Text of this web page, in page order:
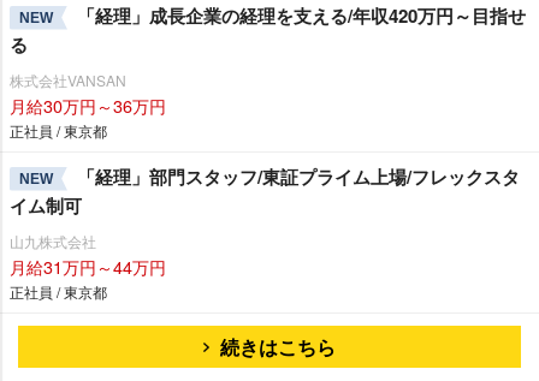
NEW
「経理」成長企業の経理を支える/年収420万円～目指せ
る
株式会社VANSAN
月給30万円～36万円
正社員 / 東京都
NEW
「経理」部門スタッフ/東証プライム上場/フレックスタ
イム制可
山九株式会社
月給31万円～44万円
正社員 / 東京都
続きはこちら